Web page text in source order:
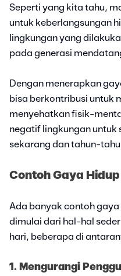
Seperti yang kita tahu,
untuk keberlangsungan
lingkungan yang
pada generasi
Dengan menerapkan
bisa berkontribusi untuk
menyehatkan fisik-
negatif lingkungan untuk
sekarang dan tahun-
Contoh Gaya
Ada banyak contoh
dimulai dari hal-hal
hari, beberapa di
1. Mengurangi